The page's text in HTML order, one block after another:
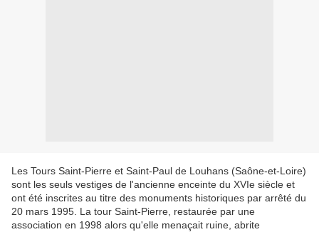
Les Tours Saint‑Pierre et Saint‑Paul de Louhans (Saône‑et‑Loire)
sont les seuls vestiges de l'ancienne enceinte du XVIe siècle et
ont été inscrites au titre des monuments historiques par arrêté du
20 mars 1995. La tour Saint‑Pierre, restaurée par une
association en 1998 alors qu'elle menaçait ruine, abrite